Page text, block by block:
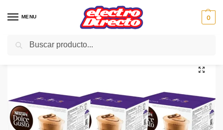
MENU 0
Inicio PAE / Cocina / Cafeteras